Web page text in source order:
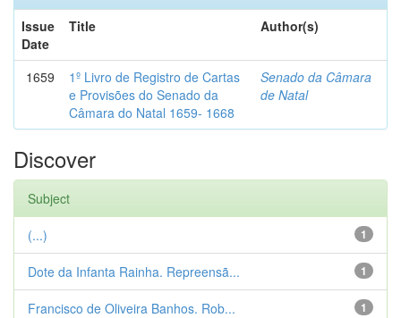
Issue
Date
Title Author(s)
1659
1º Livro de Registro de Cartas
e Provisões do Senado da
Câmara do Natal 1659- 1668
Senado da Câmara
de Natal
Discover
Subject
1
(...)
1
Dote da Infanta Rainha. Repreensã...
1
Francisco de Oliveira Banhos. Rob...